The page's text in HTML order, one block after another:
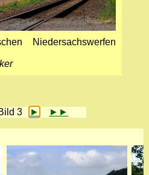
Nieder­sachs­werfen
3 ► ►►